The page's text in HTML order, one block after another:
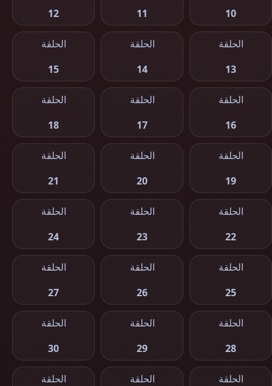
10
11
12
الحلقة
13
الحلقة
14
الحلقة
15
الحلقة
16
الحلقة
17
الحلقة
18
الحلقة
19
الحلقة
20
الحلقة
21
الحلقة
22
الحلقة
23
الحلقة
24
الحلقة
25
الحلقة
26
الحلقة
27
الحلقة
28
الحلقة
29
الحلقة
30
الحلقة
الحلقة
الحلقة